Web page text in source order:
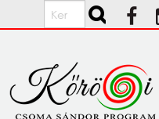
Ugrás a tartalomra
Keresés